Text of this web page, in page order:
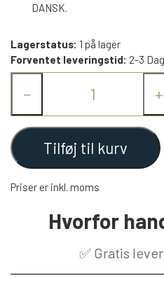
DANSK.
Lagerstatus: 1 på lager
Forventet leveringstid: 2-3
− +
Tilføj til kurv
Priser er inkl. moms
Hvorfor
✅ Gratis